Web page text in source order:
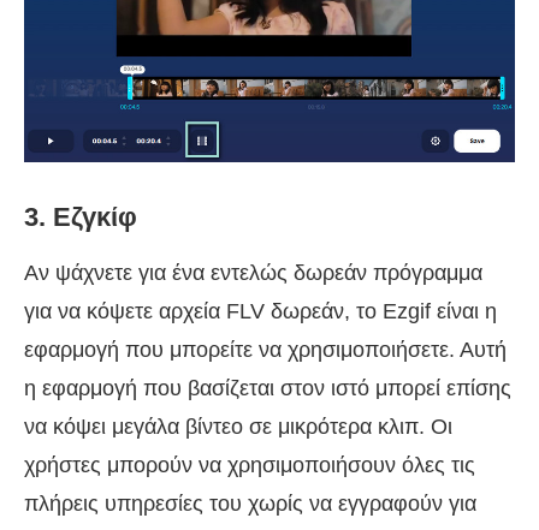
3. Εζγκίφ
Αν ψάχνετε για ένα εντελώς δωρεάν πρόγραμμα
για να κόψετε αρχεία FLV δωρεάν, το Ezgif είναι η
εφαρμογή που μπορείτε να χρησιμοποιήσετε. Αυτή
η εφαρμογή που βασίζεται στον ιστό μπορεί επίσης
να κόψει μεγάλα βίντεο σε μικρότερα κλιπ. Οι
χρήστες μπορούν να χρησιμοποιήσουν όλες τις
πλήρεις υπηρεσίες του χωρίς να εγγραφούν για